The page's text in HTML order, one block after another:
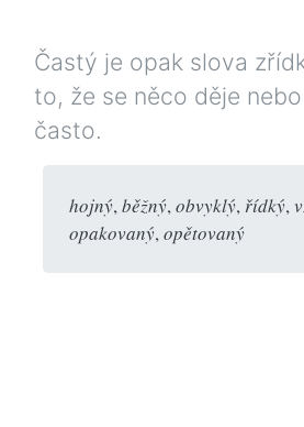
Častý je opak slova
to, že se něco děje
často.
hojný,běžný,obvyklý, řídký,
opakovaný,opětovaný